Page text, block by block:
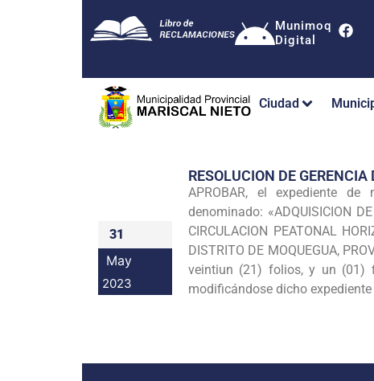
Munimoq
Digital
Ciudad
31
May
2023
RESOLUCION DE
APROBAR, el expediente
denominado: «ADQUISICION
CIRCULACION PEATONAL
DISTRITO DE MOQUEGUA,
veintiun (21) folios, y un (01)
modificándose dicho